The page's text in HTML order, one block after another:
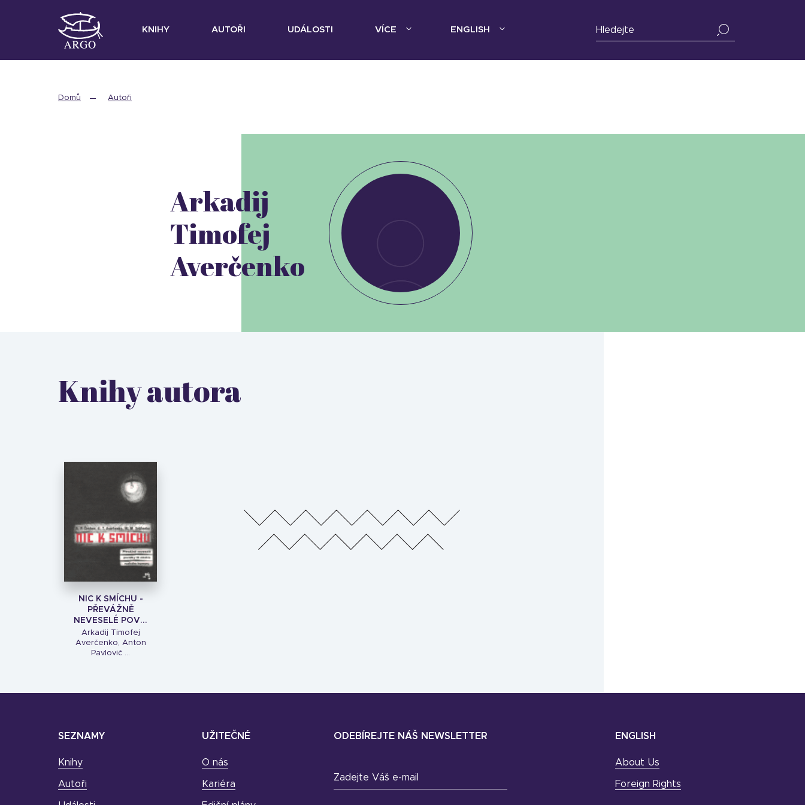
KNIHY AUTOŘI UDÁLOSTI VÍCE ENGLISH
Domů Autoři
Arkadij
Timofej
Averčenko
Knihy autora
NIC K SMÍCHU -
PŘEVÁŽNĚ
NEVESELÉ POV...
Arkadij Timofej
Averčenko, Anton
Pavlovič ...
SEZNAMY
Knihy
Autoři
UŽITEČNÉ
O nás
Kariéra
ODEBÍREJTE NÁŠ NEWSLETTER
Zadejte Váš e-mail
ENGLISH
About Us
Foreign Rights